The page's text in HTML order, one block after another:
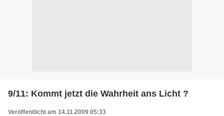
9/11: Kommt jetzt die Wahrheit ans Licht ?
Veröffentlicht am 14.11.2009 05:33